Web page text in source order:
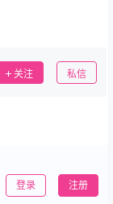
关注 私信
登录 注册